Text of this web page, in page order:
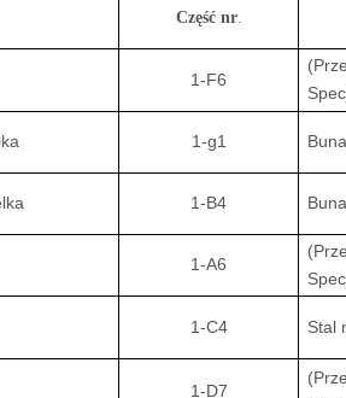
Część nr.
1-F6
1-g1 Buna
1-B4 Buna
1-A6
1-C4 Stal
1-D7